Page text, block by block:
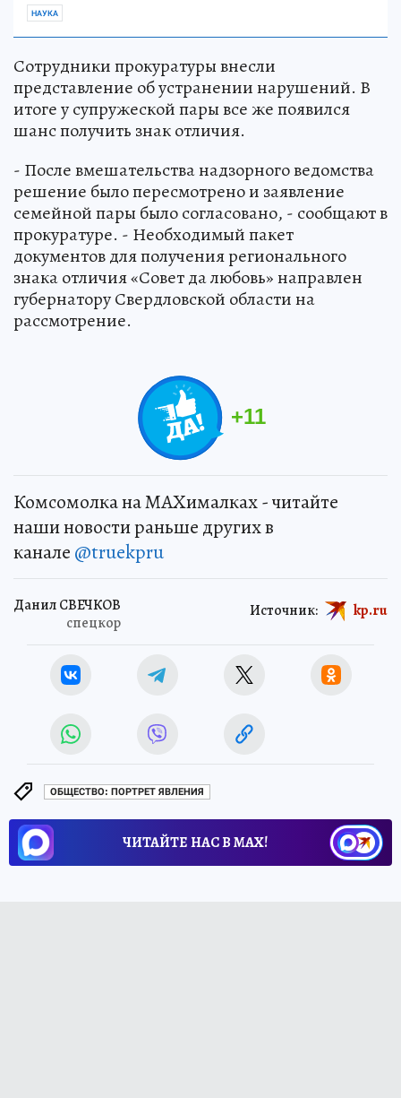
НАУКА
Сотрудники прокуратуры внесли
представление об устранении нарушений. В
итоге у супружеской пары все же появился
шанс получить знак отличия.
- После вмешательства надзорного ведомства
решение было пересмотрено и заявление
семейной пары было согласовано, - сообщают в
прокуратуре. - Необходимый пакет
документов для получения регионального
знака отличия «Совет да любовь» направлен
губернатору Свердловской области на
рассмотрение.
+11
Комсомолка на MAXималках - читайте
наши новости раньше других в
канале @truekpru
Данил СВЕЧКОВ
спецкор
Источник: kp.ru
ОБЩЕСТВО: ПОРТРЕТ ЯВЛЕНИЯ
ЧИТАЙТЕ НАС В МАХ!